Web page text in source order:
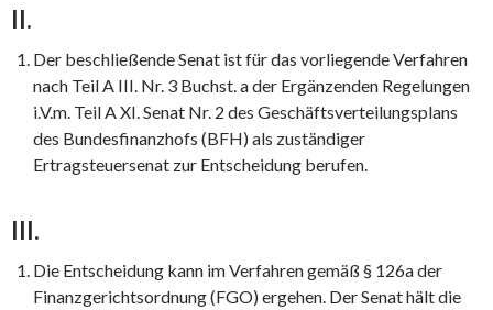
II.
Der beschließende Senat ist für das vorliegende Verfahren
nach Teil A III. Nr. 3 Buchst. a der Ergänzenden Regelungen
i.V.m. Teil A XI. Senat Nr. 2 des Geschäftsverteilungsplans
des Bundesfinanzhofs (BFH) als zuständiger
Ertragsteuersenat zur Entscheidung berufen.
III.
Die Entscheidung kann im Verfahren gemäß § 126a der
Finanzgerichtsordnung (FGO) ergehen. Der Senat hält die